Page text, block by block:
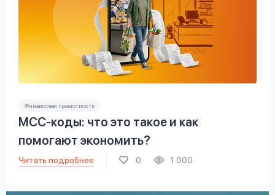
Финансовая грамотность
МСС-коды: что это такое и как
помогают экономить?
Читать подробнее 0 1 000